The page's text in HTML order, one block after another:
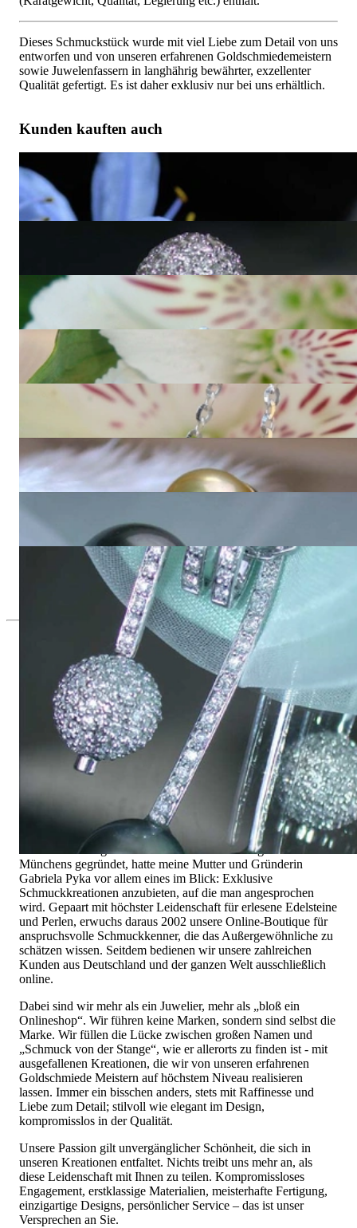
Dieses Schmuckstück wurde mit viel Liebe zum Detail von uns
entworfen und von unseren erfahrenen Goldschmiedemeistern
sowie Juwelenfassern in langhährig bewährter, exzellenter
Qualität gefertigt. Es ist daher exklusiv nur bei uns erhältlich.
Kunden kauften auch
Pavé Kugel Ring mit schwarzen Diamanten & weißen
Brillanten
8.860,00 €
Bezaubernder Tahitiperle Ring mit Brillanten Pavé Kugel
Attraktiver Diamanten Pavé Kugel Ring
3.030,00 €
Edle Diamant Pavé Kugel Ohrringe
6.830,00 €
Edle Brillanten Pavé Kugel an Kette
Goldene Südseeperlen Ohrstecker mit Brillanten Pavé Kugel
Edle Tahitiperlen Ohrstecker mit Brillanten Pavé Kugel
Tahitiperle Anhänger mit Brillanten Pavé Kugel
Exklusiver Schmuck, Leidenschaft für
das Außergewöhnliche
Hochwertiger Schmuck ist vor allem eine Frage des
Vertrauens. Zugleich sollte er so einzigartig sein wie die Frau,
die ihn trägt. Schmuck „von der Stange“ werden Sie daher bei
uns ebenso wenig finden wie Hotlines mit langen
Warteschleifen.
Hochwertiger Schmuck ist mehr als „nur ein Accessoire“ - das
ist nicht nur unsere Überzeugung, sondern auch der Gedanke,
mit dem alles begann. 1995 als kleines Juweliergeschäft nahe
Münchens gegründet, hatte meine Mutter und Gründerin
Gabriela Pyka vor allem eines im Blick: Exklusive
Schmuckkreationen anzubieten, auf die man angesprochen
wird. Gepaart mit höchster Leidenschaft für erlesene Edelsteine
und Perlen, erwuchs daraus 2002 unsere Online-Boutique für
anspruchsvolle Schmuckkenner, die das Außergewöhnliche zu
schätzen wissen. Seitdem bedienen wir unsere zahlreichen
Kunden aus Deutschland und der ganzen Welt ausschließlich
online.
Dabei sind wir mehr als ein Juwelier, mehr als „bloß ein
Onlineshop“. Wir führen keine Marken, sondern sind selbst die
Marke. Wir füllen die Lücke zwischen großen Namen und
„Schmuck von der Stange“, wie er allerorts zu finden ist - mit
ausgefallenen Kreationen, die wir von unseren erfahrenen
Goldschmiede Meistern auf höchstem Niveau realisieren
lassen. Immer ein bisschen anders, stets mit Raffinesse und
Liebe zum Detail; stilvoll wie elegant im Design,
kompromisslos in der Qualität.
Unsere Passion gilt unvergänglicher Schönheit, die sich in
unseren Kreationen entfaltet. Nichts treibt uns mehr an, als
diese Leidenschaft mit Ihnen zu teilen. Kompromissloses
Engagement, erstklassige Materialien, meisterhafte Fertigung,
einzigartige Designs, persönlicher Service – das ist unser
Versprechen an Sie.